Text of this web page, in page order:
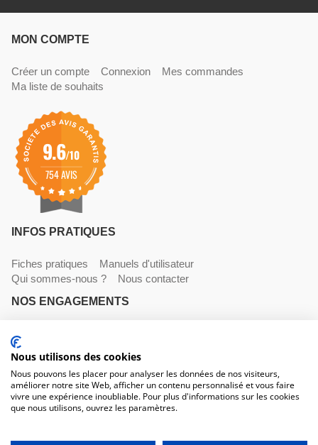
MON COMPTE
Créer un compte Connexion
Mes commandes
Ma liste de souhaits
9.6/10
754 AVIS
INFOS PRATIQUES
Fiches pratiques
Manuels d'utilisateur
Qui sommes-nous ?
Nous contacter
NOS ENGAGEMENTS
Livraisons
NOS COORDONNÉES
530 avenue du Roucagnier , 34400 Lunel-Viel
04 67 58 38 57
Nous utilisons des cookies
Nous pouvons les placer pour analyser les données de nos visiteurs,
améliorer notre site Web, afficher un contenu personnalisé et vous faire
vivre une expérience inoubliable. Pour plus d'informations sur les cookies
que nous utilisons, ouvrez les paramètres.